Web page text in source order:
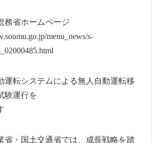
ホームページ
menu_news/s-
運転システムによる無人自動運転移
験運行を
国土交通省では、成長戦略を踏